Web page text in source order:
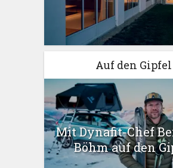
Auf den Gipfel
Mit Dynafit-Chef
Böhm auf den